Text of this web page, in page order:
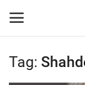
Login
Tag: